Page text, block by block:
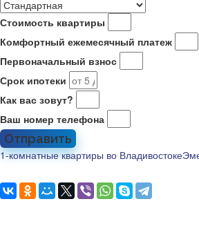
Стоимость квартиры
Комфортный ежемесячный платеж
Первоначальный взнос
Срок ипотеки
Как вас зовут?
Ваш номер телефона
Отправить
1-комнатные квартиры во Владивостоке